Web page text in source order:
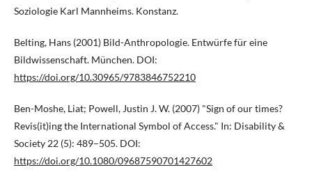
Soziologie Karl Mannheims. Konstanz.
Belting, Hans (2001) Bild-Anthropologie. Entwürfe für eine
Bildwissenschaft. München. DOI:
https://doi.org/10.30965/9783846752210
Ben-Moshe, Liat; Powell, Justin J. W. (2007) "Sign of our times?
Revis(it)ing the International Symbol of Access." In: Disability &
Society 22 (5): 489–505. DOI:
https://doi.org/10.1080/09687590701427602